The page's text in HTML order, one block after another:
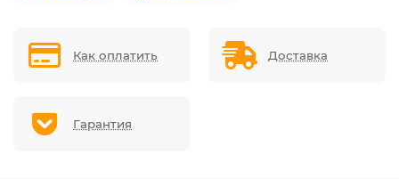
Как оплатить Доставка
Гарантия